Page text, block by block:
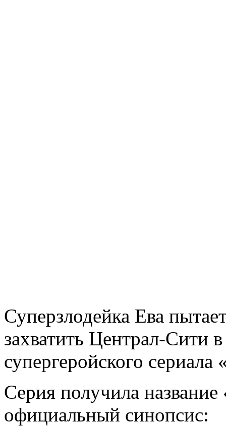
Суперзлодейка Ева
захватить Централ-Сити
супергеройского
Серия получила
официальный синопсис: